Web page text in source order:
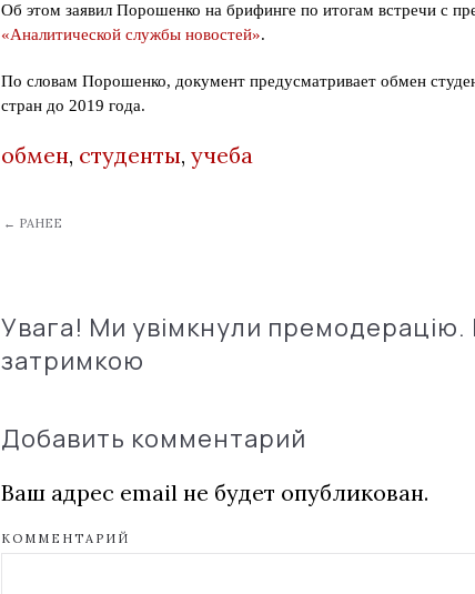
Об этом заявил Порошенко на брифинге по итогам встречи с
«Аналитической службы новостей».
По словам Порошенко, документ предусматривает обмен
стран до 2019 года.
обмен, студенты, учеба
← РАНЕЕ
Увага! Ми увімкнули премодерацію.
затримкою
Добавить комментарий
Ваш адрес email не будет опубликован.
КОММЕНТАРИЙ